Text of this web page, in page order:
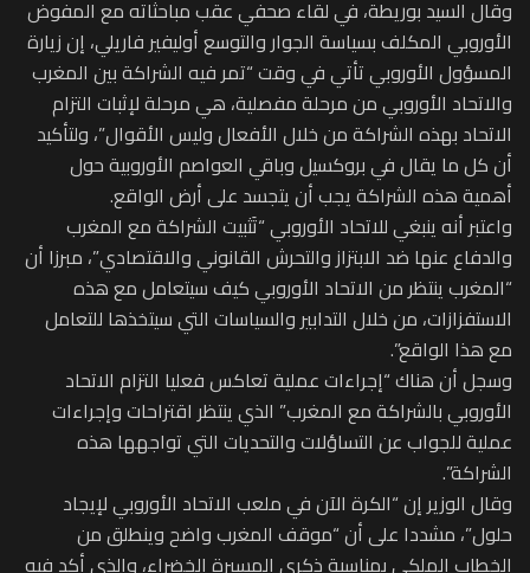
وقال السيد بوريطة، في لقاء صحفي عقب مباحثاته مع المفوض
الأوروبي المكلف بسياسة الجوار والتوسع أوليفير فاريلي، إن زيارة
المسؤول الأوروبي تأتي في وقت “تمر فيه الشراكة بين المغرب
والاتحاد الأوروبي من مرحلة مفصلية، هي مرحلة لإثبات التزام
الاتحاد بهذه الشراكة من خلال الأفعال وليس الأقوال”، ولتأكيد
أن كل ما يقال في بروكسيل وباقي العواصم الأوروبية حول
أهمية هذه الشراكة يجب أن يتجسد على أرض الواقع.
واعتبر أنه ينبغي للاتحاد الأوروبي “‏تَثبيت الشراكة مع المغرب
والدفاع عنها ضد الابتزاز والتحرش القانوني والاقتصادي”، مبرزا أن
“‏المغرب ينتظر من الاتحاد الأوروبي كيف سيتعامل مع هذه
الاستفزازات، من خلال التدابير والسياسات التي سيتخذها للتعامل
مع هذا الواقع”. ‏
وسجل أن هناك “إجراءات عملية تعاكس فعليا التزام الاتحاد
الأوروبي بالشراكة مع ‏المغرب” الذي ينتظر اقتراحات وإجراءات
عملية للجواب عن التساؤلات والتحديات التي تواجهها هذه
الشراكة”.
وقال الوزير إن “‏الكرة الآن في ملعب الاتحاد الأوروبي لإيجاد
حلول”، مشددا على أن “‏موقف المغرب واضح وينطلق من
الخطاب الملكي بمناسبة ذكرى المسيرة الخضراء، والذي أكد فيه